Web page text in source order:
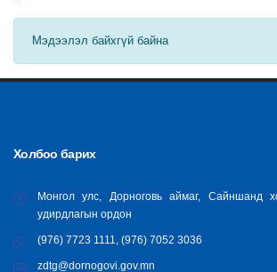
Мэдээлэл байхгүй байна
Холбоо барих
Монгол улс, Дорноговь аймаг, Сайншанд
удирдлагын ордон
(976) 7723 1111, (976) 7052 3036
zdtg@dornogovi.gov.mn